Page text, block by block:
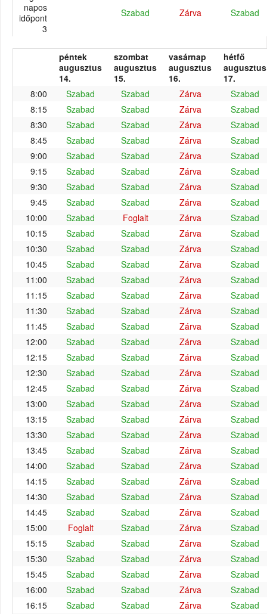
napos
időpont
3
Szabad Zárva Szabad
péntek
augusztus
14.
szombat
augusztus
15.
vasárnap
augusztus
16.
hétfő
augusztus
17.
8:00
Szabad Szabad Zárva
Szabad
8:15
Szabad Szabad Zárva
Szabad
8:30
Szabad Szabad Zárva
Szabad
8:45
Szabad Szabad Zárva
Szabad
9:00
Szabad Szabad Zárva
Szabad
9:15
Szabad Szabad Zárva
Szabad
9:30
Szabad Szabad Zárva
Szabad
9:45
Szabad Szabad Zárva
Szabad
10:00
Szabad Foglalt Zárva
Szabad
10:15
Szabad Szabad Zárva
Szabad
10:30
Szabad Szabad Zárva
Szabad
10:45
Szabad Szabad Zárva
Szabad
11:00
Szabad Szabad Zárva
Szabad
11:15
Szabad Szabad Zárva
Szabad
11:30
Szabad Szabad Zárva
Szabad
11:45
Szabad Szabad Zárva
Szabad
12:00
Szabad Szabad Zárva
Szabad
12:15
Szabad Szabad Zárva
Szabad
12:30
Szabad Szabad Zárva
Szabad
12:45
Szabad Szabad Zárva
Szabad
13:00
Szabad Szabad Zárva
Szabad
13:15
Szabad Szabad Zárva
Szabad
13:30
Szabad Szabad Zárva
Szabad
13:45
Szabad Szabad Zárva
Szabad
14:00
Szabad Szabad Zárva
Szabad
14:15
Szabad Szabad Zárva
Szabad
14:30
Szabad Szabad Zárva
Szabad
14:45
Szabad Szabad Zárva
Szabad
15:00
Foglalt Szabad Zárva
Szabad
15:15
Szabad Szabad Zárva
Szabad
15:30
Szabad Szabad Zárva
Szabad
15:45
Szabad Szabad Zárva
Szabad
16:00
Szabad Szabad Zárva
Szabad
16:15
Szabad Szabad Zárva Szabad